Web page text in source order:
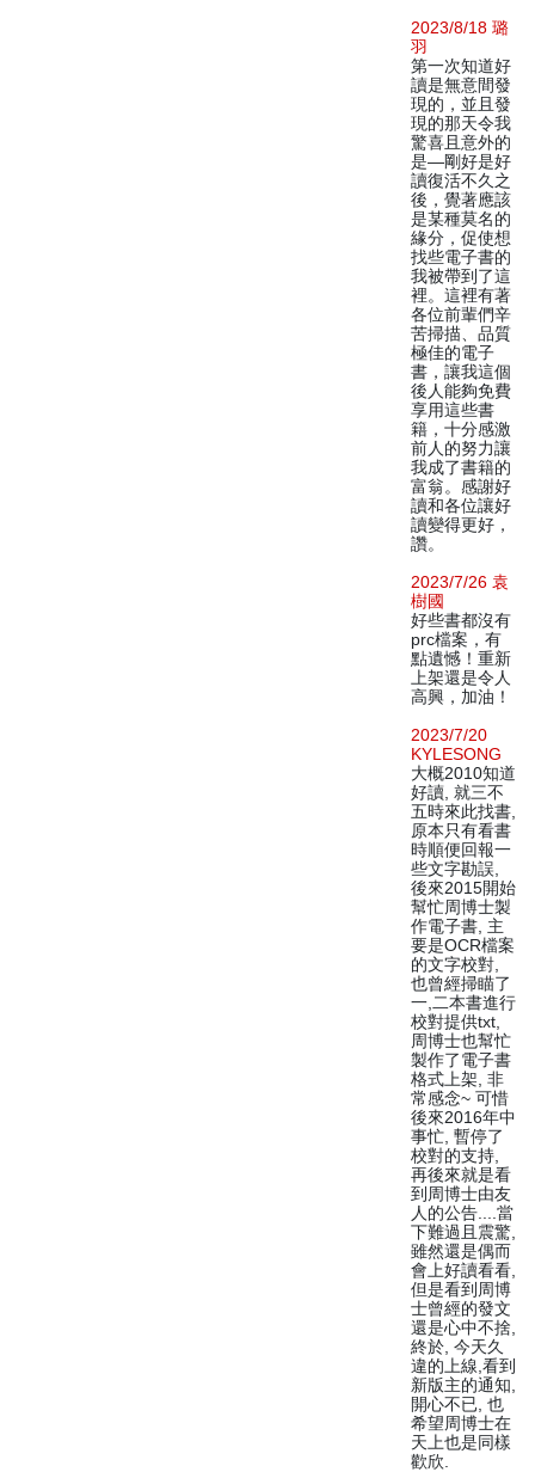
2023/8/18 璐
羽
第一次知道好
讀是無意間發
現的，並且發
現的那天令我
驚喜且意外的
是—剛好是好
讀復活不久之
後，覺著應該
是某種莫名的
緣分，促使想
找些電子書的
我被帶到了這
裡。這裡有著
各位前輩們辛
苦掃描、品質
極佳的電子
書，讓我這個
後人能夠免費
享用這些書
籍，十分感激
前人的努力讓
我成了書籍的
富翁。感謝好
讀和各位讓好
讀變得更好，
讚。
2023/7/26 袁
樹國
好些書都沒有
prc檔案，有
點遺憾！重新
上架還是令人
高興，加油！
2023/7/20
KYLESONG
大概2010知道
好讀, 就三不
五時來此找書,
原本只有看書
時順便回報一
些文字勘誤,
後來2015開始
幫忙周博士製
作電子書, 主
要是OCR檔案
的文字校對,
也曾經掃瞄了
一,二本書進行
校對提供txt,
周博士也幫忙
製作了電子書
格式上架, 非
常感念~ 可惜
後來2016年中
事忙, 暫停了
校對的支持,
再後來就是看
到周博士由友
人的公告....當
下難過且震驚,
雖然還是偶而
會上好讀看看,
但是看到周博
士曾經的發文
還是心中不捨,
終於, 今天久
違的上線,看到
新版主的通知,
開心不已, 也
希望周博士在
天上也是同樣
歡欣.